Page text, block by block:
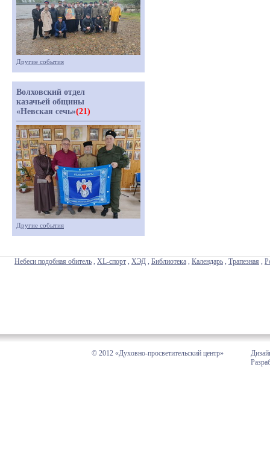
Другие события
Волховский отдел
казачьей общины
«Невская сечь»(21)
Другие события
Небеси подобная обитель , XL-спорт , ХЭД , Библиотека , Календарь , Трапезная ,
© 2012 «Духовно-просветительский центр»